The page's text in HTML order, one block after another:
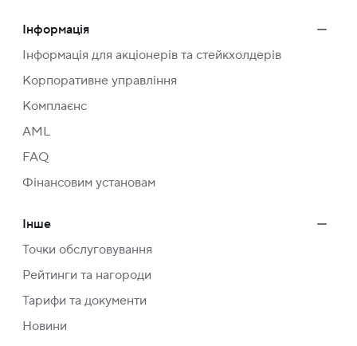
Інформація
Інформація для акціонерів та стейкхолдерів
Корпоративне управління
Комплаєнс
AML
FAQ
Фінансовим установам
Інше
Точки обслуговування
Рейтинги та нагороди
Тарифи та документи
Новини